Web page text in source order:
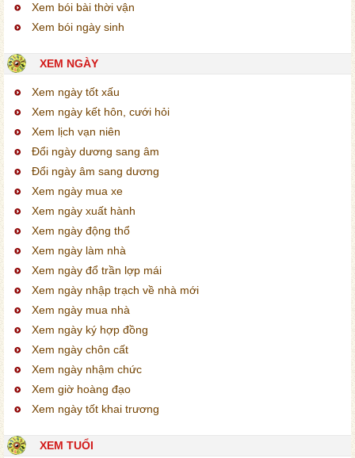
Xem bói bài thời vận
Xem bói ngày sinh
XEM NGÀY
Xem ngày tốt xấu
Xem ngày kết hôn, cưới hỏi
Xem lịch vạn niên
Đổi ngày dương sang âm
Đổi ngày âm sang dương
Xem ngày mua xe
Xem ngày xuất hành
Xem ngày động thổ
Xem ngày làm nhà
Xem ngày đổ trần lợp mái
Xem ngày nhập trạch về nhà mới
Xem ngày mua nhà
Xem ngày ký hợp đồng
Xem ngày chôn cất
Xem ngày nhậm chức
Xem giờ hoàng đạo
Xem ngày tốt khai trương
XEM TUỔI